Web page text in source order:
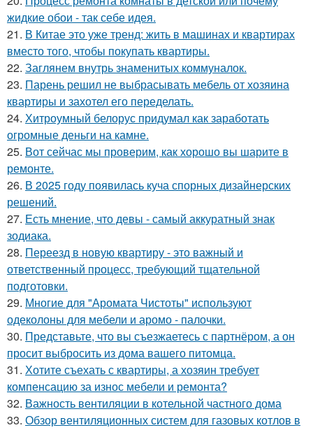
жидкие обои - так себе идея.
21. В Китае это уже тренд: жить в машинах и квартирах
вместо того, чтобы покупать квартиры.
22. Заглянем внутрь знаменитых коммуналок.
23. Парень решил не выбрасывать мебель от хозяина
квартиры и захотел его переделать.
24. Хитроумный белорус придумал как заработать
огромные деньги на камне.
25. Вот сейчас мы проверим, как хорошо вы шарите в
ремонте.
26. В 2025 году появилась куча спорных дизайнерских
решений.
27. Есть мнение, что девы - самый аккуратный знак
зодиака.
28. Переезд в новую квартиру - это важный и
ответственный процесс, требующий тщательной
подготовки.
29. Многие для "Аромата Чистоты" используют
одеколоны для мебели и аромо - палочки.
30. Представьте, что вы съезжаетесь с партнёром, а он
просит выбросить из дома вашего питомца.
31. Хотите съехать с квартиры, а хозяин требует
компенсацию за износ мебели и ремонта?
32. Важность вентиляции в котельной частного дома
33. Обзор вентиляционных систем для газовых котлов в